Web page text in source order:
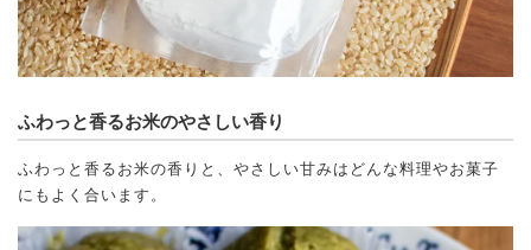
ふわっと香るお米のやさしい香り
ふわっと香るお米の香りと、やさしい甘みはどんな料理やお菓子
にもよく合います。